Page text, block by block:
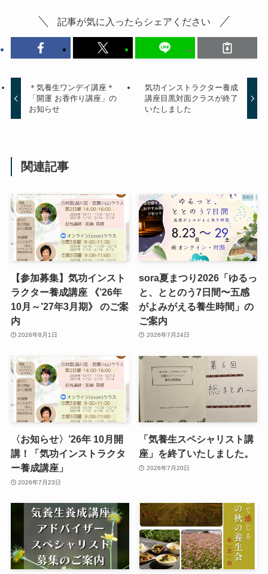
記事が気に入ったらシェアください
＊気養生ワンデイ講座＊
「開運 お香作り講座」の
お知らせ
気功インストラクター養成
講座目黒対面クラスが終了
いたしました
関連記事
【参加募集】気功インスト
ラクター養成講座 《’26年
10月～’27年3月期》 のご案
内
2026年8月1日
sora夏まつり2026「ゆるっ
と、ととのう7日間〜五感
がよみがえる養生時間」の
ご案内
2026年7月24日
〈お知らせ〉’26年 10月開
講！「気功インストラクタ
ー養成講座」
2026年7月23日
「気養生スペシャリスト講
座」を終了いたしました。
2026年7月20日